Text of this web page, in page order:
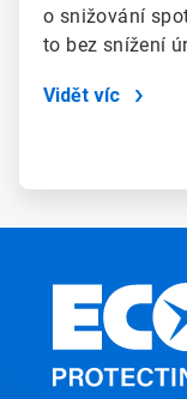
o snižování
to bez snížení
Vidět víc